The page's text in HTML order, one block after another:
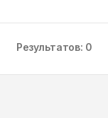
Результатов: 0